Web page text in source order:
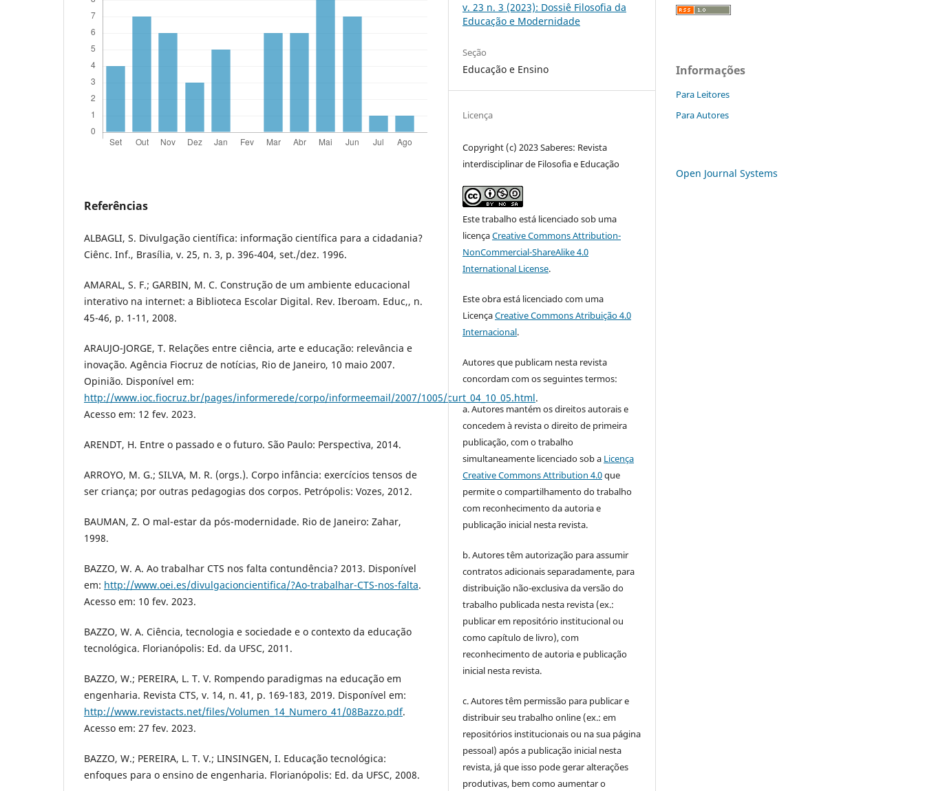
Referências
ALBAGLI, S. Divulgação científica: informação científica para a cidadania?
Ciênc. Inf., Brasília, v. 25, n. 3, p. 396-404, set./dez. 1996.
AMARAL, S. F.; GARBIN, M. C. Construção de um ambiente educacional
interativo na internet: a Biblioteca Escolar Digital. Rev. Iberoam. Educ,, n.
45-46, p. 1-11, 2008.
ARAUJO-JORGE, T. Relações entre ciência, arte e educação: relevância e
inovação. Agência Fiocruz de notícias, Rio de Janeiro, 10 maio 2007.
Opinião. Disponível em:
http://www.ioc.fiocruz.br/pages/informerede/corpo/informeemail/2007/1005/curt_04_10_05.html.
Acesso em: 12 fev. 2023.
ARENDT, H. Entre o passado e o futuro. São Paulo: Perspectiva, 2014.
ARROYO, M. G.; SILVA, M. R. (orgs.). Corpo infância: exercícios tensos de
ser criança; por outras pedagogias dos corpos. Petrópolis: Vozes, 2012.
BAUMAN, Z. O mal-estar da pós-modernidade. Rio de Janeiro: Zahar,
1998.
BAZZO, W. A. Ao trabalhar CTS nos falta contundência? 2013. Disponível
em: http://www.oei.es/divulgacioncientifica/?Ao-trabalhar-CTS-nos-falta.
Acesso em: 10 fev. 2023.
BAZZO, W. A. Ciência, tecnologia e sociedade e o contexto da educação
tecnológica. Florianópolis: Ed. da UFSC, 2011.
BAZZO, W.; PEREIRA, L. T. V. Rompendo paradigmas na educação em
engenharia. Revista CTS, v. 14, n. 41, p. 169-183, 2019. Disponível em:
http://www.revistacts.net/files/Volumen_14_Numero_41/08Bazzo.pdf.
Acesso em: 27 fev. 2023.
BAZZO, W.; PEREIRA, L. T. V.; LINSINGEN, I. Educação tecnológica:
enfoques para o ensino de engenharia. Florianópolis: Ed. da UFSC, 2008.
v. 23 n. 3 (2023): Dossiê Filosofia da
Educação e Modernidade
Seção
Educação e Ensino
Licença
Copyright (c) 2023 Saberes: Revista
interdisciplinar de Filosofia e Educação
Este trabalho está licenciado sob uma
licençaCreative Commons Attribution-
NonCommercial-ShareAlike 4.0
International License.
Este obra está licenciado com uma
LicençaCreative Commons Atribuição 4.0
Internacional.
Autores que publicam nesta revista
concordam com os seguintes termos:
a. Autores mantém os direitos autorais e
concedem à revista o direito de primeira
publicação, com o trabalho
simultaneamente licenciado sob a Licença
Creative Commons Attribution 4.0que
permite o compartilhamento do trabalho
com reconhecimento da autoria e
publicação inicial nesta revista.
b. Autores têm autorização para assumir
contratos adicionais separadamente, para
distribuição não-exclusiva da versão do
trabalho publicada nesta revista (ex.:
publicar em repositório institucional ou
como capítulo de livro), com
reconhecimento de autoria e publicação
inicial nesta revista.
c. Autores têm permissão para publicar e
distribuir seu trabalho online (ex.: em
repositórios institucionais ou na sua página
pessoal) após a publicação inicial nesta
revista, já que isso pode gerar alterações
produtivas, bem como aumentar o
Informações
Para Leitores
Para Autores
Open Journal Systems